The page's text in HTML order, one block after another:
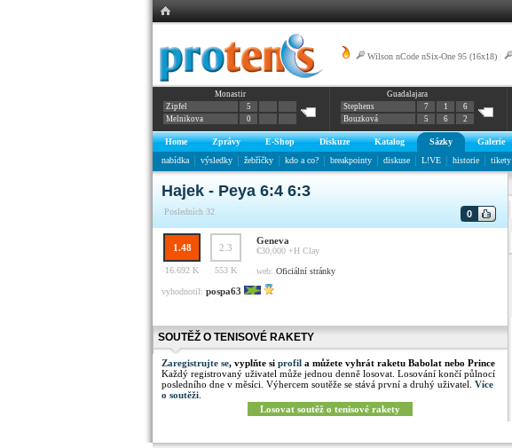
Wilson nCode nSix-One 95 (16x18)
16/19
Monastir
Zipfel
5
Melnikova
0
Guadalajara
Stephens
7 1
6
Bouzková
5 6 2
Home Zprávy E-Shop Diskuze Katalog Sázky Galerie
nabídka
výsledky žebříčky kdo a co? breakpointy diskuse L!VE historie tikety
Hajek - Peya 6:4 6:3
Posledních 32 0
1.48 2.3
Geneva
€30,000 +H Clay
16.692 K
553 K web: Oficiální stránky
vyhodnotil: pospa63
SOUTĚŽ O TENISOVÉ RAKETY
Zaregistrujte se, vyplňte si profil a můžete vyhrát raketu Babolat nebo Prince
Každý registrovaný uživatel může jednou denně losovat. Losování končí půlnocí
posledního dne v měsíci. Výhercem soutěže se stává první a druhý uživatel. Více
o soutěži
Losovat soutěž o tenisové rakety